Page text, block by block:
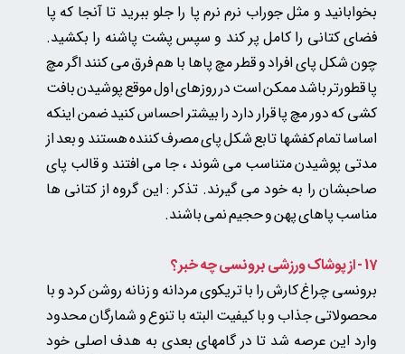
بخوابانید و مثل جوراب نرم نرم پا را جلو ببرید تا آنجا که پا
فضای کتانی را کامل پر کند و سپس پشت پاشنه را بکشید.
چون شکل پای افراد و قطر مچ پاها با هم فرق می کنند اگر مچ
پا قطورتر باشد ممکن است در روزهای اول موقع پوشیدن بافت
کشی که دور مچ پا قرار دارد را بیشتر احساس کنید ضمن اینکه
اساسا تمام کفشها تابع شکل پای مصرف کننده هستند و بعد از
مدتی پوشیدن متناسب می شوند ، جا می افتند و قالب پای
صاحبشان را به خود می گیرند. تذکر : این گروه از کتانی ها
مناسب پاهای پهن و حجیم نمی باشند.
17 - از پوشاک ورزشی برونسی چه خبر؟
برونسی چراغ کارش را با تریکوی مردانه و زنانه روشن کرد و با
محصولاتی جذاب و با کیفیت البته با تنوع و شمارگان محدود
وارد این عرصه شد تا در گامهای بعدی به هدف اصلی خود